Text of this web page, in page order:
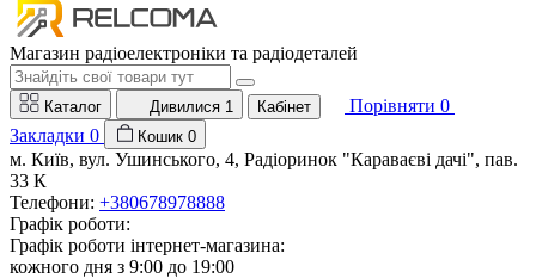
Магазин радіоелектроніки та радіодеталей
Каталог Дивилися 1 Кабінет Порівняти 0
Закладки 0 Кошик 0
м. Київ, вул. Ушинського, 4, Радіоринок "Караваєві дачі", пав.
33 К
Телефони: +380678978888
Графік роботи:
Графік роботи інтернет-магазина:
кожного дня з 9:00 до 19:00